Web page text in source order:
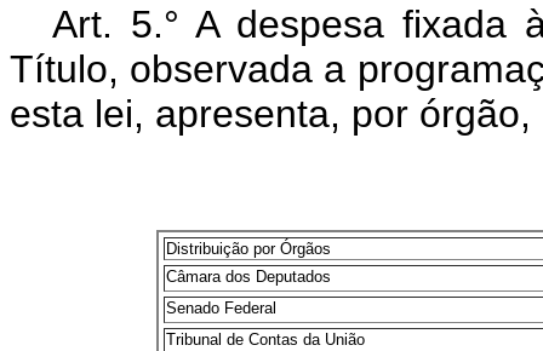
Art. 5.° A despesa fixada
Título, observada a
esta lei, apresenta, por
Distribuição por Órgãos
Câmara dos Deputados
Senado Federal
Tribunal de Contas da União